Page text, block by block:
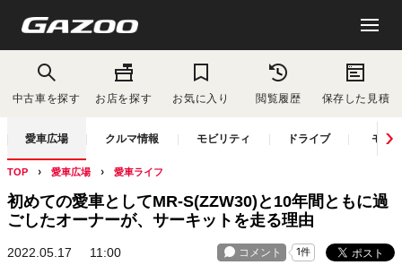
中古車を探す お店を探す お気に入り 閲覧履歴 保存した見積
愛車広場 クルマ情報 モビリティ ドライブ モー
TOP 愛車広場 愛車ライフ
初めての愛車としてMR-S(ZZW30)と10年間ともに過
ごしたオーナーが、サーキットを走る理由
2022.05.17 11:00